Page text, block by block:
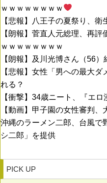
ｗｗｗｗｗｗｗｗ
【悲報】八王子の夏祭り、衛
【朗報】菅直人元総理、再
ｗｗｗｗｗｗｗｗ
【朗報】及川光博さん（56）
【悲報】女性「男への最大
れる？
【衝撃】34歳ニート、『エ
【動画】甲子園の女性審判、
沖縄のラーメン二郎、台風で
シ二郎」を提供
PICK UP